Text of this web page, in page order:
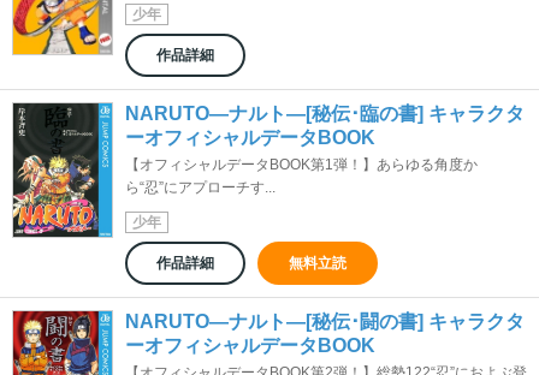
少年
作品詳細
NARUTO―ナルト―[秘伝･臨の書] キャラクタ
ーオフィシャルデータBOOK
【オフィシャルデータBOOK第1弾！】あらゆる角度か
ら“忍”にアプローチす...
少年
作品詳細 無料立読
NARUTO―ナルト―[秘伝･闘の書] キャラクタ
ーオフィシャルデータBOOK